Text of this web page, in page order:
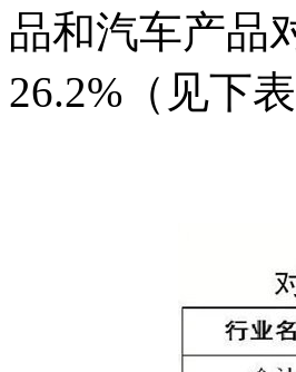
品和汽车产品
26.2%（见下表